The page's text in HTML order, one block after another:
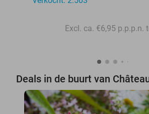
Excl. ca. €6,95 p.p.p.n.
Deals in de buurt van